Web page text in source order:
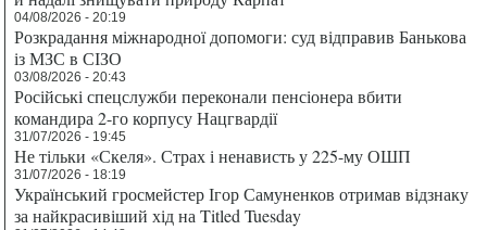
04/08/2026 - 20:19
Розкрадання міжнародної допомоги: суд відправив Банькова
із МЗС в СІЗО
03/08/2026 - 20:43
Російські спецслужби переконали пенсіонера вбити
командира 2-го корпусу Нацгвардії
31/07/2026 - 19:45
Не тільки «Скеля». Страх і ненависть у 225-му ОШП
31/07/2026 - 18:19
Український гросмейстер Ігор Самуненков отримав відзнаку
за найкрасивіший хід на Titled Tuesday